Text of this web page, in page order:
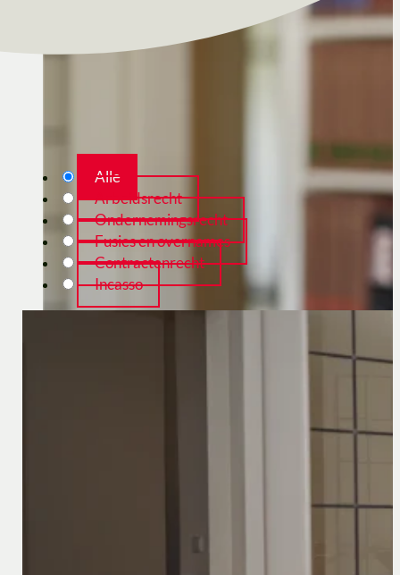
Alle
Arbeidsrecht
Ondernemingsrecht
Fusies en overnames
Contractenrecht
Incasso